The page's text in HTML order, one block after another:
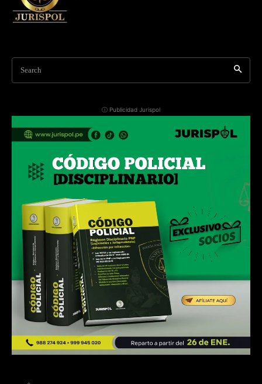
Search
ⓘ Publicidad Jurispol